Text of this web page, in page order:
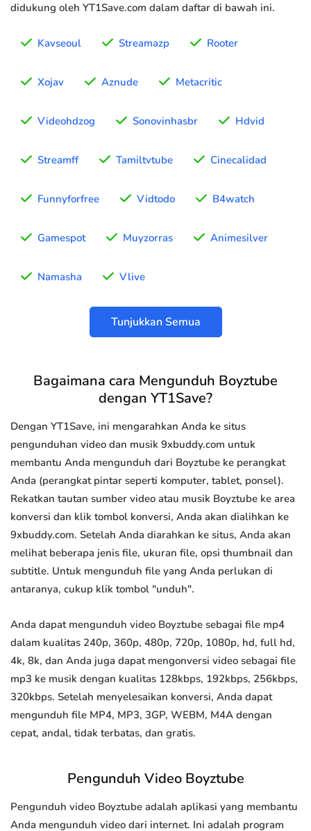
didukung oleh YT1Save.com dalam daftar di bawah ini.
Kavseoul Streamazp Rooter
Xojav Aznude Metacritic
Videohdzog Sonovinhasbr Hdvid
Streamff Tamiltvtube Cinecalidad
Funnyforfree Vidtodo B4watch
Gamespot Muyzorras Animesilver
Namasha Vlive
Tunjukkan Semua
Bagaimana cara Mengunduh Boyztube
dengan YT1Save?
Dengan YT1Save, ini mengarahkan Anda ke situs
pengunduhan video dan musik 9xbuddy.com untuk
membantu Anda mengunduh dari Boyztube ke perangkat
Anda (perangkat pintar seperti komputer, tablet, ponsel).
Rekatkan tautan sumber video atau musik Boyztube ke area
konversi dan klik tombol konversi, Anda akan dialihkan ke
9xbuddy.com. Setelah Anda diarahkan ke situs, Anda akan
melihat beberapa jenis file, ukuran file, opsi thumbnail dan
subtitle. Untuk mengunduh file yang Anda perlukan di
antaranya, cukup klik tombol "unduh".
Anda dapat mengunduh video Boyztube sebagai file mp4
dalam kualitas 240p, 360p, 480p, 720p, 1080p, hd, full hd,
4k, 8k, dan Anda juga dapat mengonversi video sebagai file
mp3 ke musik dengan kualitas 128kbps, 192kbps, 256kbps,
320kbps. Setelah menyelesaikan konversi, Anda dapat
mengunduh file MP4, MP3, 3GP, WEBM, M4A dengan
cepat, andal, tidak terbatas, dan gratis.
Pengunduh Video Boyztube
Pengunduh video Boyztube adalah aplikasi yang membantu
Anda mengunduh video dari internet. Ini adalah program